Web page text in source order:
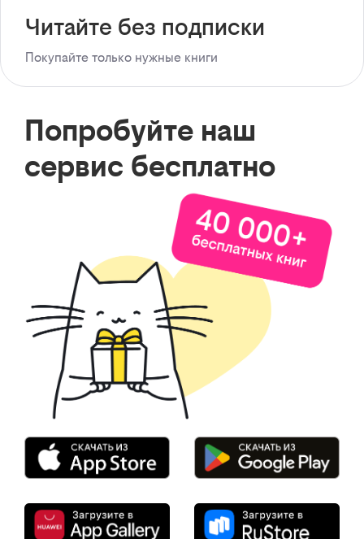
Читайте без подписки
Покупайте только нужные книги
Попробуйте наш
сервис бесплатно